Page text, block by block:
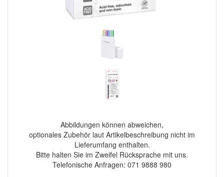
Abbildungen können abweichen,
optionales Zubehör laut Artikelbeschreibung nicht im
Lieferumfang enthalten.
Bitte halten Sie im Zweifel Rücksprache mit uns.
Telefonische Anfragen: 071 9888 980